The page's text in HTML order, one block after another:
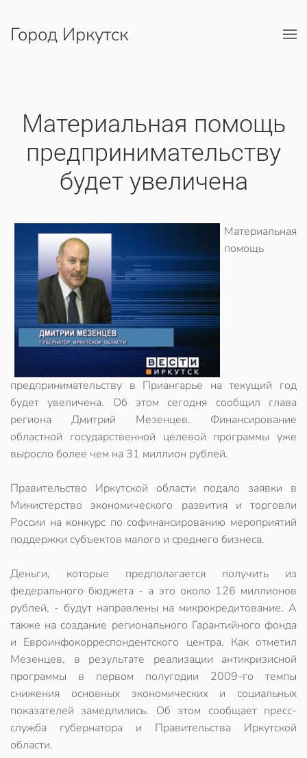
Перейти к содержимому
Город Иркутск
Материальная помощь
предпринимательству
будет увеличена
Материальная
помощь
предпринимательству в Приангарье на текущий год
будет увеличена. Об этом сегодня сообщил глава
региона Дмитрий Мезенцев. Финансирование
областной государственной целевой программы уже
выросло более чем на 31 миллион рублей.
Правительство Иркутской области подало заявки в
Министерство экономического развития и торговли
России на конкурс по софинансированию мероприятий
поддержки субъектов малого и среднего бизнеса.
Деньги, которые предполагается получить из
федерального бюджета - а это около 126 миллионов
рублей, - будут направлены на микрокредитование. А
также на создание регионального Гарантийного фонда
и Евроинфокорреспондентского центра. Как отметил
Мезенцев, в результате реализации антикризисной
программы в первом полугодии 2009-го темпы
снижения основных экономических и социальных
показателей замедлились. Об этом сообщает пресс-
служба губернатора и Правительства Иркутской
области.